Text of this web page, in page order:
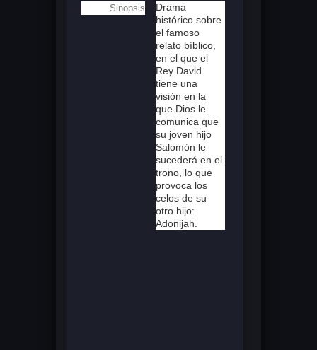
Sinopsis
Drama
histórico sobre
el famoso
relato bíblico,
en el que el
Rey David
tiene una
visión en la
que Dios le
comunica que
su joven hijo
Salomón le
sucederá en el
trono, lo que
provoca los
celos de su
otro hijo:
Adonijah.